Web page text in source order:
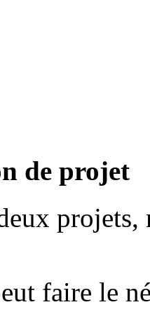
de projet
faire le